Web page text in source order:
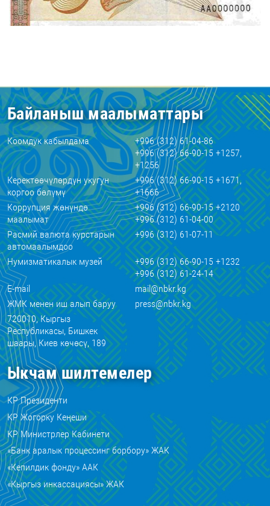
Байланыш маалыматтары
Коомдук кабылдама
+996 (312) 61-04-86
+996 (312) 66-90-15 +1257,
+1256
Керектөөчүлөрдүн укугун
коргоо бөлүмү
+996 (312) 66-90-15 +1671,
+1666
Коррупция жөнүндө
маалымат
+996 (312) 66-90-15 +2120
+996 (312) 61-04-00
Расмий валюта курстарын
автомаалымдоо
+996 (312) 61-07-11
Нумизматикалык музей
+996 (312) 66-90-15 +1232
+996 (312) 61-24-14
E-mail
mail@nbkr.kg
ЖМК менен иш алып баруу
press@nbkr.kg
720010, Кыргыз
Республикасы, Бишкек
шаары, Киев көчөсү, 189
Ыкчам шилтемелер
КР Президенти
КР Жогорку Кеңеши
КР Министрлер Кабинети
«Банк аралык процессинг борбору» ЖАК
«Кепилдик фонду» ААК
«Кыргыз инкассациясы» ЖАК